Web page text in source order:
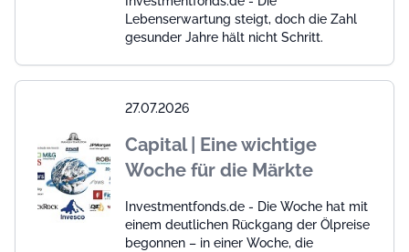
Lebenserwartung steigt, doch die Zahl
gesunder Jahre hält nicht Schritt.
27.07.2026
Capital | Eine wichtige
Woche für die Märkte
Investmentfonds.de - Die Woche hat mit
einem deutlichen Rückgang der Ölpreise
begonnen – in einer Woche, die